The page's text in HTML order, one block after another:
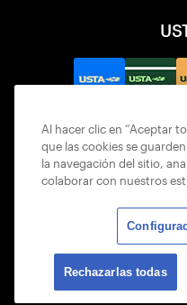
© 2026 USTA
Al hacer clic en “Aceptar
que las cookies se
la navegación del sitio,
colaborar con nuestros
Rechazarlas todas